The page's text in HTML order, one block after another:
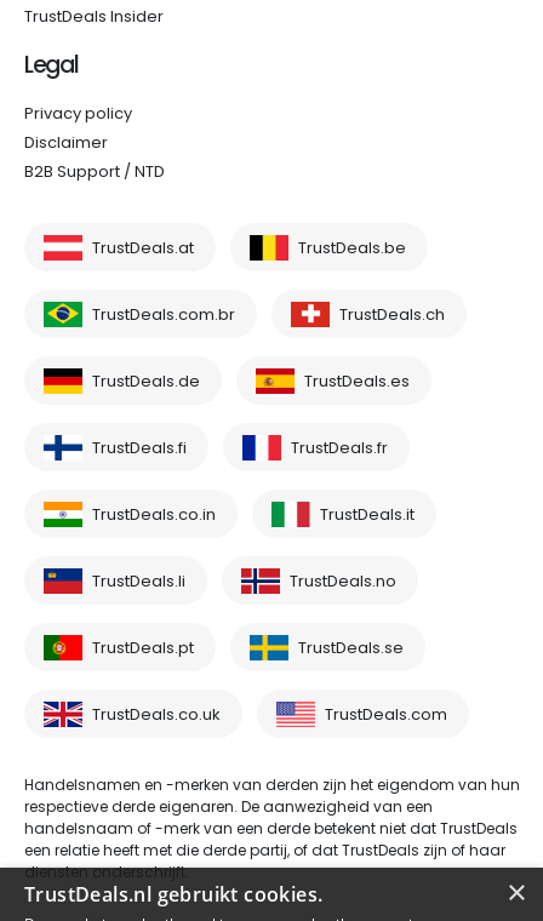
TrustDeals Insider
Legal
Privacy policy
Disclaimer
B2B Support / NTD
TrustDeals.at TrustDeals.be
TrustDeals.com.br TrustDeals.ch
TrustDeals.de TrustDeals.es
TrustDeals.fi TrustDeals.fr
TrustDeals.co.in TrustDeals.it
TrustDeals.li TrustDeals.no
TrustDeals.pt TrustDeals.se
TrustDeals.co.uk TrustDeals.com
Handelsnamen en -merken van derden zijn het eigendom van hun
respectieve derde eigenaren. De aanwezigheid van een
handelsnaam of -merk van een derde betekent niet dat TrustDeals
een relatie heeft met die derde partij, of dat TrustDeals zijn of haar
diensten onderschrijft.
×
TrustDeals.nl gebruikt cookies.